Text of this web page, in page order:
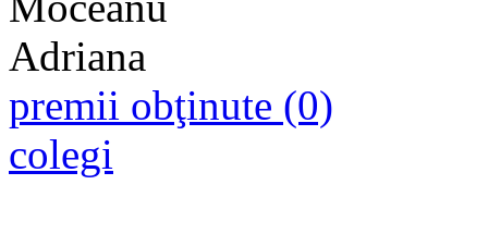
premii obţinute (0)
colegi